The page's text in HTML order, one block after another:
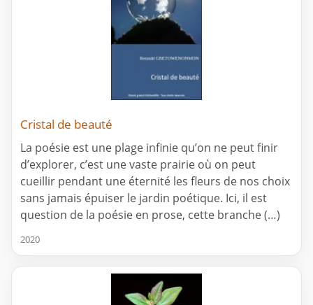
Cristal de beauté
La poésie est une plage infinie qu’on ne peut finir
d’explorer, c’est une vaste prairie où on peut
cueillir pendant une éternité les fleurs de nos choix
sans jamais épuiser le jardin poétique. Ici, il est
question de la poésie en prose, cette branche (…)
2020